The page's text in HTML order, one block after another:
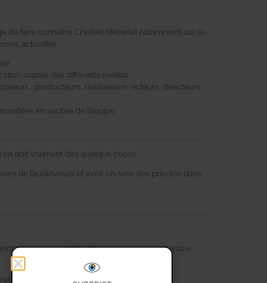
de faire connaître Cinefeel Mécénat notamment sur la
actualités.
auprès des différents médias.
: producteurs, réalisateurs, acteurs, directeurs
en soutien de l’équipe.
doit vraiment dire quelque chose…
de l’audiovisuel et avoir un sens des priorités dans
à vous connaître et vous remercier pour votre
êtes prêt à aider le secteur de la culture.